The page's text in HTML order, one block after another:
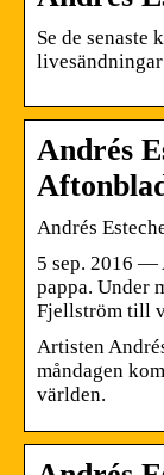
Se de
Andrés
Andrés
5 sep. 2016 —
pappa. Under
Fjellström till
Artisten
måndagen
världen.